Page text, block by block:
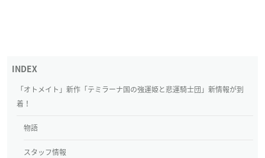
「オトメイト」新作「テミラーナ国の強運姫と悲運騎士団」新情報が到
着！
物語
スタッフ情報